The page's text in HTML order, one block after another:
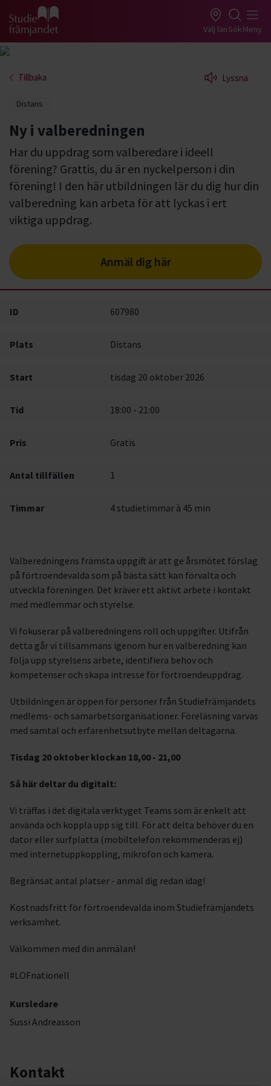
Gå till studiefrämjandets startsida Välj länSökMeny
Tillbaka Lyssna
Distans
Ny i valberedningen
Har du uppdrag som valberedare i ideell
förening? Grattis, du är en nyckelperson i din
förening! I den här utbildningen lär du dig hur din
valberedning kan arbeta för att lyckas i ert
viktiga uppdrag.
Anmäl dig här
ID 607980
Plats Distans
Start tisdag 20 oktober 2026
Tid 18:00 - 21:00
Pris Gratis
Antal tillfällen 1
Timmar 4 studietimmar à 45 min
Valberedningens främsta uppgift är att ge årsmötet förslag
på förtroendevalda som på bästa sätt kan förvalta och
utveckla föreningen. Det kräver ett aktivt arbete i kontakt
med medlemmar och styrelse.
Vi fokuserar på valberedningens roll och uppgifter. Utifrån
detta går vi tillsammans igenom hur en valberedning kan
följa upp styrelsens arbete, identifiera behov och
kompetenser och skapa intresse för förtroendeuppdrag.
Utbildningen är öppen för personer från Studiefrämjandets
medlems- och samarbetsorganisationer. Föreläsning varvas
med samtal och erfarenhetsutbyte mellan deltagarna.
Tisdag 20 oktober klockan 18,00 - 21,00
Så här deltar du digitalt:
Vi träffas i det digitala verktyget Teams som är enkelt att
använda och koppla upp sig till. För att delta behöver du en
dator eller surfplatta (mobiltelefon rekommenderas ej)
med internetuppkoppling, mikrofon och kamera.
Begränsat antal platser - anmäl dig redan idag!
Kostnadsfritt för förtroendevalda inom Studiefrämjandets
verksamhet.
Välkommen med din anmälan!
#LOFnationell
Kursledare
Sussi Andreasson
Kontakt